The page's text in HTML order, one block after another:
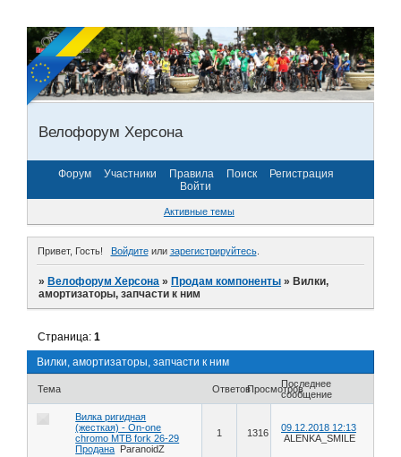
Велофорум Херсона
Форум Участники Правила Поиск
Регистрация
Войти
Активные темы
Привет, Гость! Войдитеили зарегистрируйтесь.
»Велофорум Херсона »Продам компоненты »Вилки,
амортизаторы, запчасти к ним
Вилки, амортизаторы, запчасти к ним
Страница:1
Тема ОтветовПросмотровПоследнее
сообщение
Вилка ригидная
(жесткая) - On-one
chromo MTB fork 26-29
Продана
ParanoidZ
1 1316
09.12.2018 12:13
ALENKA_SMILE